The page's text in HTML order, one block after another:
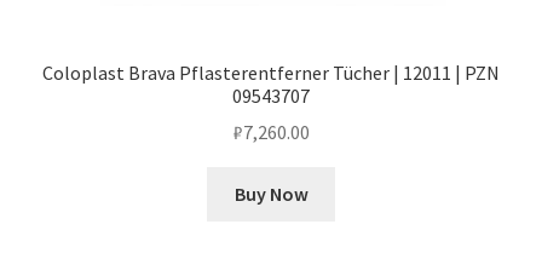
Coloplast Brava Pflasterentferner Tücher | 12011 | PZN
09543707
₽7,260.00
Buy Now